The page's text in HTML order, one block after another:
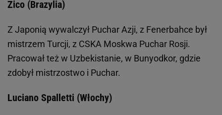
Zico (Brazylia)
Z Japonią wywalczył Puchar Azji, z Fenerbahce był
mistrzem Turcji, z CSKA Moskwa Puchar Rosji.
Pracował też w Uzbekistanie, w Bunyodkor, gdzie
zdobył mistrzostwo i Puchar.
Luciano Spalletti (Włochy)